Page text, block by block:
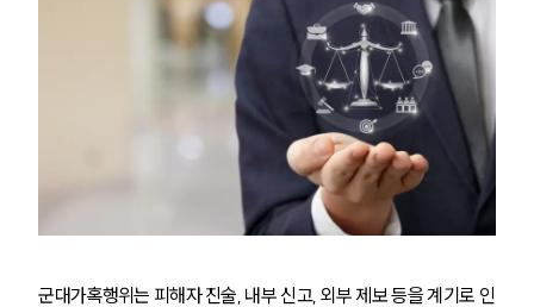
군대가혹행위는 피해자 진술, 내부 신고, 외부 제보 등을 계기로 인